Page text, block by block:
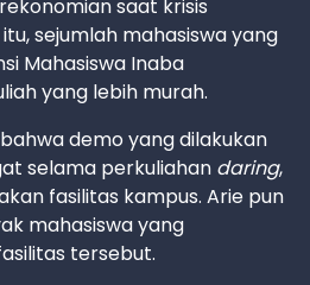
saat krisis
sejumlah mahasiswa yang
Mahasiswa Inaba
yang lebih murah.
demo yang dilakukan
selama perkuliahan daring,
fasilitas kampus. Arie pun
mahasiswa yang
tersebut.